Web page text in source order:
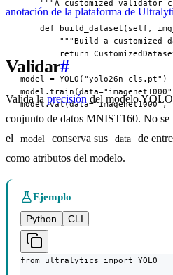
"""A customized validator
def build_dataset(self,
"""Build a customized
return
model = YOLO("yolo26n-cls.pt")
anotación de la plataforma de
Validar#
Valida la precisión del modelo
conjunto de datos MNIST160. No se
el
model conserva sus data
de
como atributos del modelo.
Ejemplo
Python
CLI
from ultralytics import YOLO